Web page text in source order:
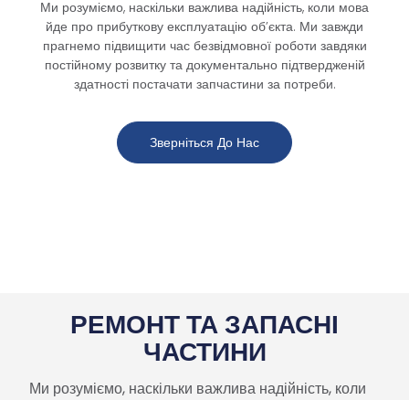
Ми розуміємо, наскільки важлива надійність, коли мова
йде про прибуткову експлуатацію об’єкта. Ми завжди
прагнемо підвищити час безвідмовної роботи завдяки
постійному розвитку та документально підтвердженій
здатності постачати запчастини за потреби.
Зверніться До Нас
РЕМОНТ ТА ЗАПАСНІ
ЧАСТИНИ
Ми розуміємо, наскільки важлива надійність, коли